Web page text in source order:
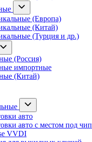
(Европа)
(Китай)
(Турция и др.)
(Россия)
импортные
(Китай)
авто
авто с местом под чип
VVDI